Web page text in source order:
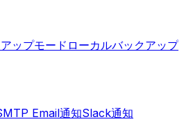
ップモード ローカルバックアップ
Email通知Slack通知